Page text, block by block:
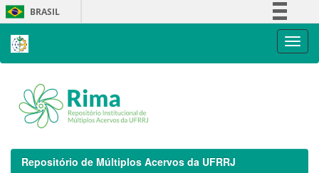
Skip
navigation
BRASIL
Repositório de Múltiplos Acervos da UFRRJ